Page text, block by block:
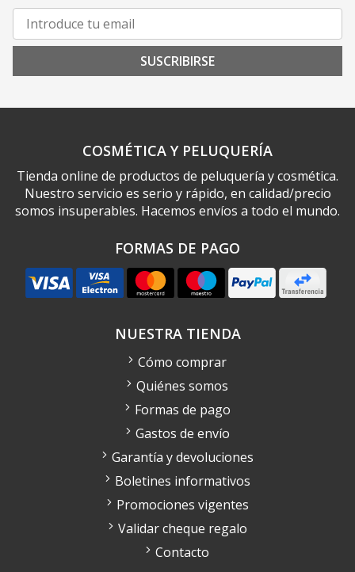
SUSCRIBIRSE
COSMÉTICA Y PELUQUERÍA
Tienda online de productos de peluquería y cosmética.
Nuestro servicio es serio y rápido, en calidad/precio
somos insuperables. Hacemos envíos a todo el mundo.
FORMAS DE PAGO
NUESTRA TIENDA
Cómo comprar
Quiénes somos
Formas de pago
Gastos de envío
Garantía y devoluciones
Boletines informativos
Promociones vigentes
Validar cheque regalo
Contacto